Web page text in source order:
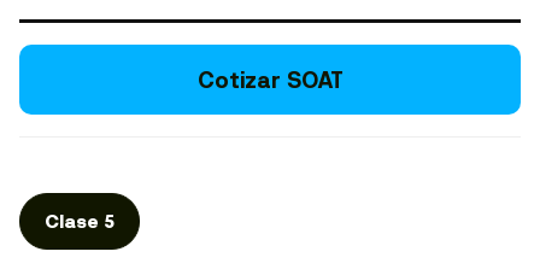
Cotizar SOAT
Clase 5